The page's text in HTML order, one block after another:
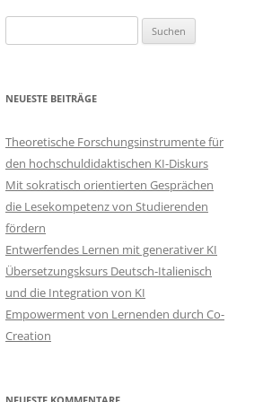
nach:
NEUESTE BEITRÄGE
Theoretische Forschungsinstrumente für
den hochschuldidaktischen KI-Diskurs
Mit sokratisch orientierten Gesprächen
die Lesekompetenz von Studierenden
fördern
Entwerfendes Lernen mit generativer KI
Übersetzungsksurs Deutsch-Italienisch
und die Integration von KI
Empowerment von Lernenden durch Co-
Creation